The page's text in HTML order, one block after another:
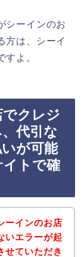
シーインのお
方は、シーイ
よ。
でクレジ
代引な
が可能
トで確
ーインのお店
いエラーが起
せていただき